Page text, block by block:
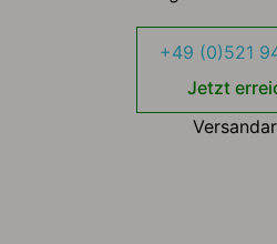
+49 (0)521
Jetzt